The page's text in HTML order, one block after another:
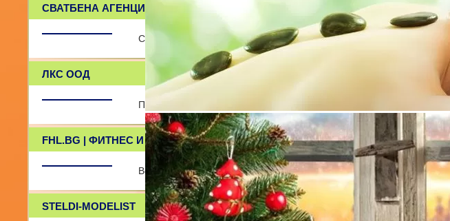
СВАТБЕНА АГЕНЦИЯ КРИСТИЯНО ДИЗАЙН
Сватбени Агенции в София
ЛКС ООД
Професионално кетъринг обслужване
FHL.BG | ФИТНЕС И ЗДРАВЕ
Всичко от света на фитнеса и здравето,събрано на едно място!
STELDI-MODELIST